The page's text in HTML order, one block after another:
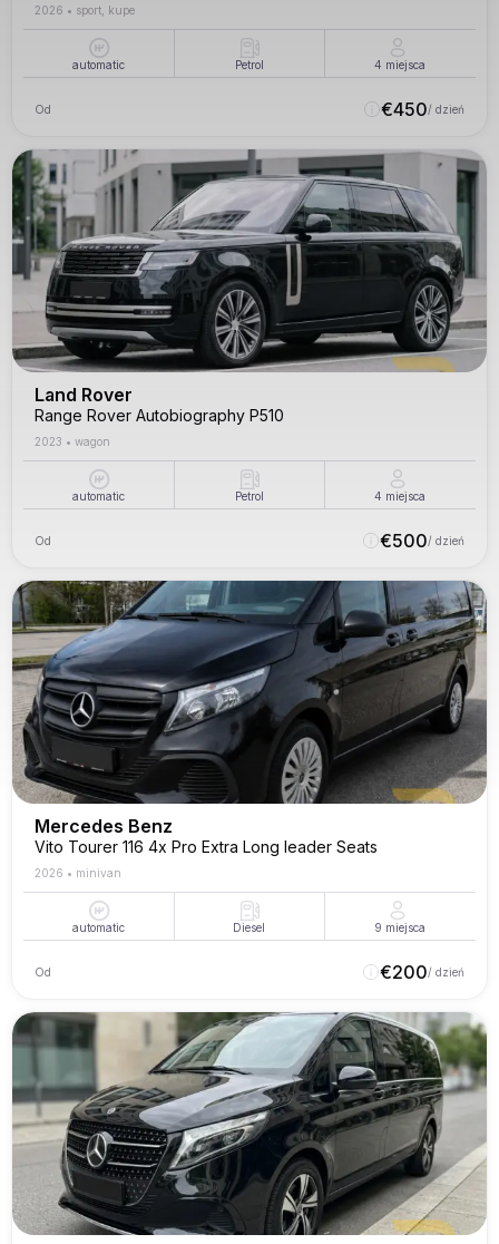
2026 • sport, kupe
automatic Petrol 4 miejsca
Od €450/ dzień
Land Rover
Range Rover Autobiography P510
2023 • wagon
automatic Petrol 4 miejsca
Od €500/ dzień
Mercedes Benz
Vito Tourer 116 4x Pro Extra Long leader Seats
2026 • minivan
automatic Diesel 9 miejsca
Od €200/ dzień